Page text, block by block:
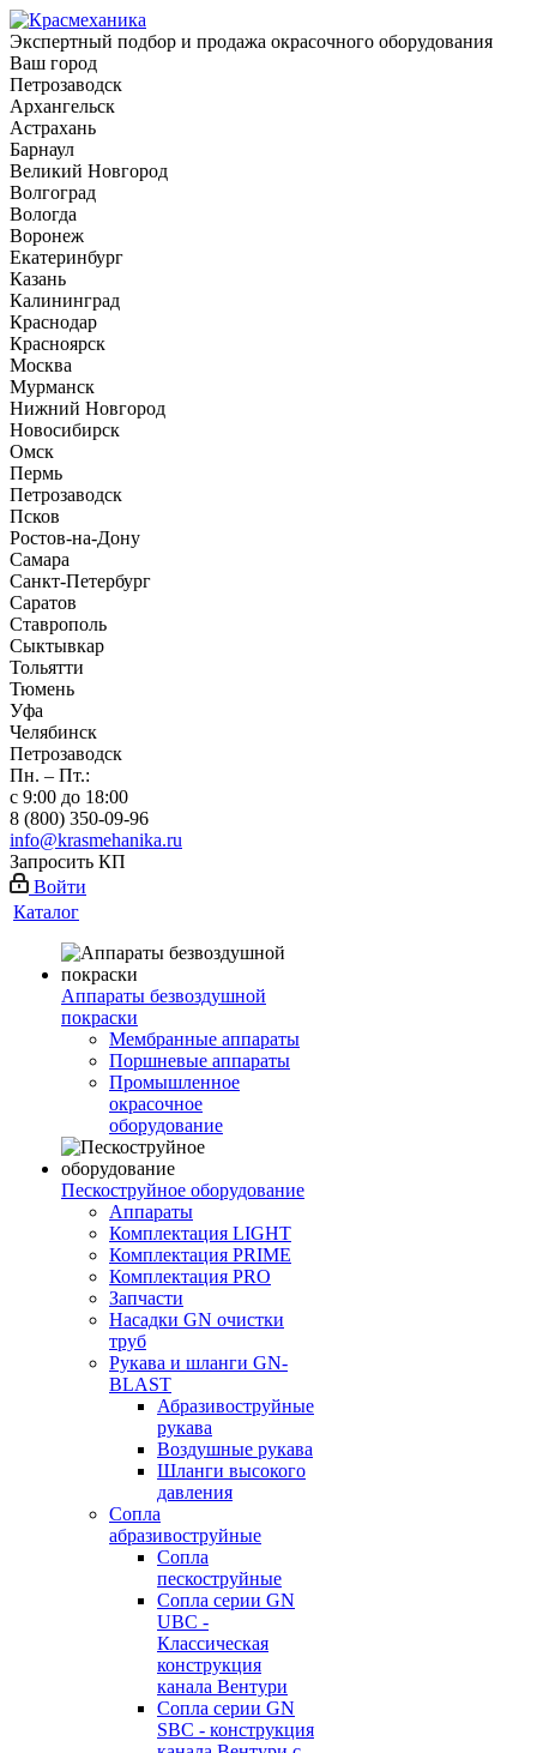
Экспертный подбор и продажа окрасочного оборудования
Ваш город
Петрозаводск
Архангельск
Астрахань
Барнаул
Великий Новгород
Волгоград
Вологда
Воронеж
Екатеринбург
Казань
Калининград
Краснодар
Красноярск
Москва
Мурманск
Нижний Новгород
Новосибирск
Омск
Пермь
Петрозаводск
Псков
Ростов-на-Дону
Самара
Санкт-Петербург
Саратов
Ставрополь
Сыктывкар
Тольятти
Тюмень
Уфа
Челябинск
Петрозаводск
Пн. – Пт.:
с 9:00 до 18:00
8 (800) 350-09-96
info@krasmehanika.ru
Запросить КП
Войти
Каталог
Аппараты безвоздушной
покраски
Мембранные аппараты
Поршневые аппараты
Промышленное
окрасочное
оборудование
Пескоструйное оборудование
Аппараты
Комплектация LIGHT
Комплектация PRIME
Комплектация PRO
Запчасти
Насадки GN очистки
труб
Рукава и шланги GN-
BLAST
Абразивоструйные
рукава
Воздушные рукава
Шланги высокого
давления
Сопла
абразивоструйные
Сопла
пескоструйные
Сопла серии GN
UBC -
Классическая
конструкция
канала Вентури
Сопла серии GN
SBC - конструкция